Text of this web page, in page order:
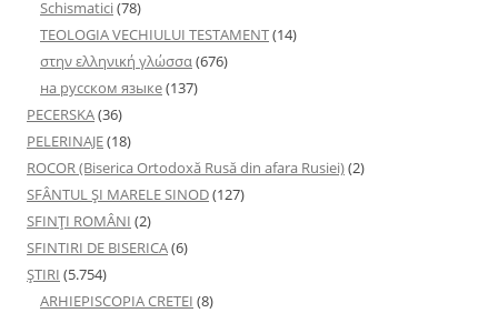
Schismatici(78)
TEOLOGIA VECHIULUI TESTAMENT(14)
στην ελληνική γλώσσα(676)
на русском языке(137)
PECERSKA(36)
PELERINAJE(18)
ROCOR (Biserica Ortodoxă Rusă din afara Rusiei)(2)
SFÂNTUL ȘI MARELE SINOD(127)
SFINȚI ROMÂNI (2)
SFINTIRI DE BISERICA(6)
ŞTIRI (5.754)
ARHIEPISCOPIA CRETEI (8)